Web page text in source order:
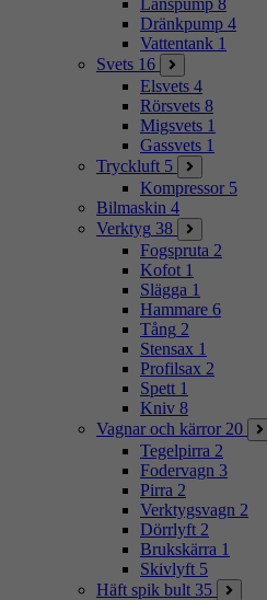
Länspump 8
Dränkpump 4
Vattentank 1
Svets 16
Elsvets 4
Rörsvets 8
Migsvets 1
Gassvets 1
Tryckluft 5
Kompressor 5
Bilmaskin 4
Verktyg 38
Fogspruta 2
Kofot 1
Slägga 1
Hammare 6
Tång 2
Stensax 1
Profilsax 2
Spett 1
Kniv 8
Vagnar och kärror 20
Tegelpirra 2
Fodervagn 3
Pirra 2
Verktygsvagn 2
Dörrlyft 2
Brukskärra 1
Skivlyft 5
Häft spik bult 35